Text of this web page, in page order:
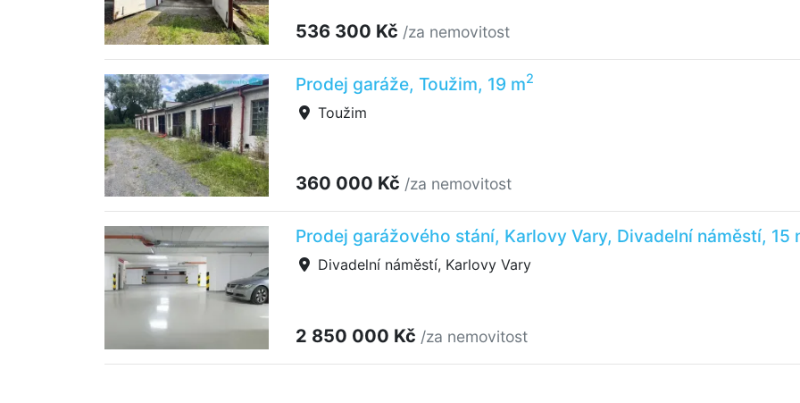
536 300 Kč /za nemovitost
Prodej garáže, Toužim, 19 m2
Toužim
360 000 Kč /za nemovitost
Prodej garážového stání, Karlovy Vary, Divadelní náměstí, 15
Divadelní náměstí, Karlovy Vary
2 850 000 Kč /za nemovitost